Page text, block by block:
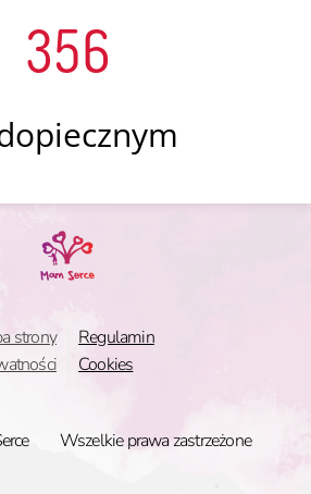
356
strony
Regulamin
Cookies
Wszelkie prawa zastrzeżone